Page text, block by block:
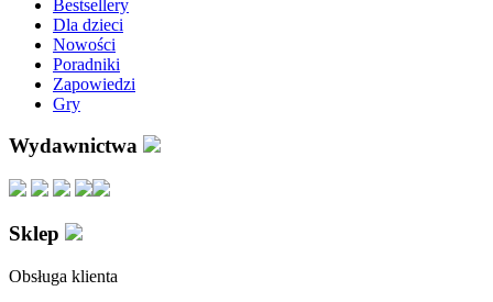
Bestsellery
Dla dzieci
Nowości
Poradniki
Zapowiedzi
Gry
Wydawnictwa
Sklep
Obsługa klienta